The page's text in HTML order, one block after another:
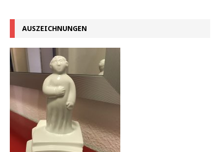
AUSZEICHNUNGEN